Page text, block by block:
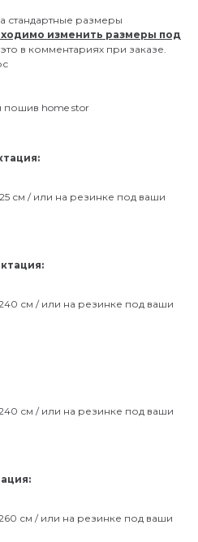
стандартные размеры
изменить размеры под
в комментариях при заказе.
пошив home stor
см / или на резинке под ваши
см / или на резинке под ваши
см / или на резинке под ваши
см / или на резинке под ваши